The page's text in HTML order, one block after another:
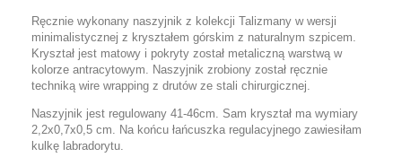
Ręcznie wykonany naszyjnik z kolekcji Talizmany w wersji
minimalistycznej z kryształem górskim z naturalnym szpicem.
Kryształ jest matowy i pokryty został metaliczną warstwą w
kolorze antracytowym. Naszyjnik zrobiony został ręcznie
techniką wire wrapping z drutów ze stali chirurgicznej.
Naszyjnik jest regulowany 41-46cm. Sam kryształ ma wymiary
2,2x0,7x0,5 cm. Na końcu łańcuszka regulacyjnego zawiesiłam
kulkę labradorytu.